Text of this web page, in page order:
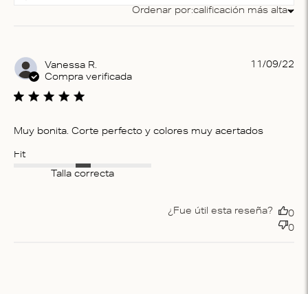
Ordenar por
Ordenar por:calificación más alta
Vanessa R.
Compra verificada
Muy bonita. Corte perfecto y colores muy acertados
Fit
Talla correcta
11/09/22
¿Fue útil esta reseña?
0
0